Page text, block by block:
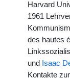
Harvard
1961
des hautes
und
Isaac
Kontakte